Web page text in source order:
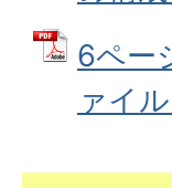
6ペー
ァイ